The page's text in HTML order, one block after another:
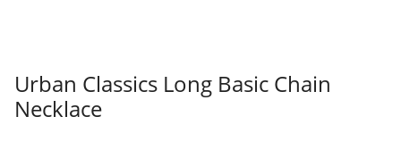
Urban Classics Long Basic Chain
Necklace